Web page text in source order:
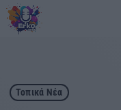
play_arrow ΕΡΚΟ
Τοπικά Νέα